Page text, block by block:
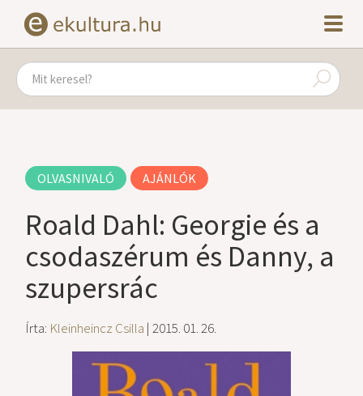
OLVASNIVALÓ AJÁNLÓK
Roald Dahl: Georgie és a
csodaszérum és Danny, a
szupersrác
Írta: Kleinheincz Csilla | 2015. 01. 26.